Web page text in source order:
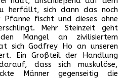
herfällt, sich dann das noch
fischt und dieses ohne
Mehr Steinzeit geht
Mangel an zivilisiertem
sich Godfrey Ho an unseren
Ein Großteil der Handlung
dass sich muskulöse,
Männer gegenseitig die